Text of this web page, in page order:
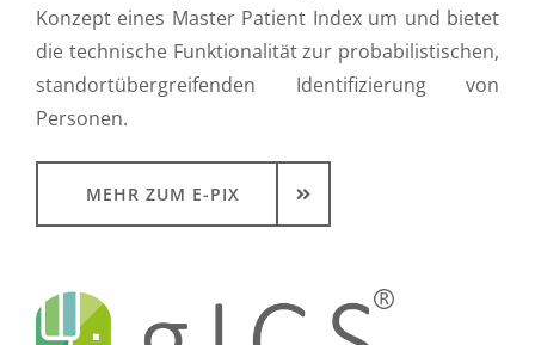
Konzept eines Master Patient Index um und bietet
die technische Funktionalität zur probabilistischen,
standortübergreifenden Identi­fizie­rung von
Personen.
MEHR ZUM E-PIX